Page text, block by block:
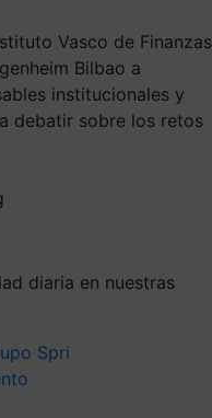
Vasco de Finanzas
Bilbao a
institucionales y
debatir sobre los retos
diaria en nuestras
Spri